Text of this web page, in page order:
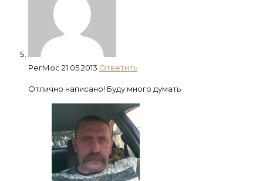
РегМос 21.05.2013 Ответить
Отлично написано! Буду много думать